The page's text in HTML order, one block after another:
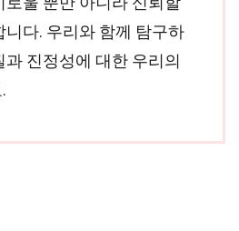
니다. 우리와 함께 탐구하
과 진정성에 대한 우리의